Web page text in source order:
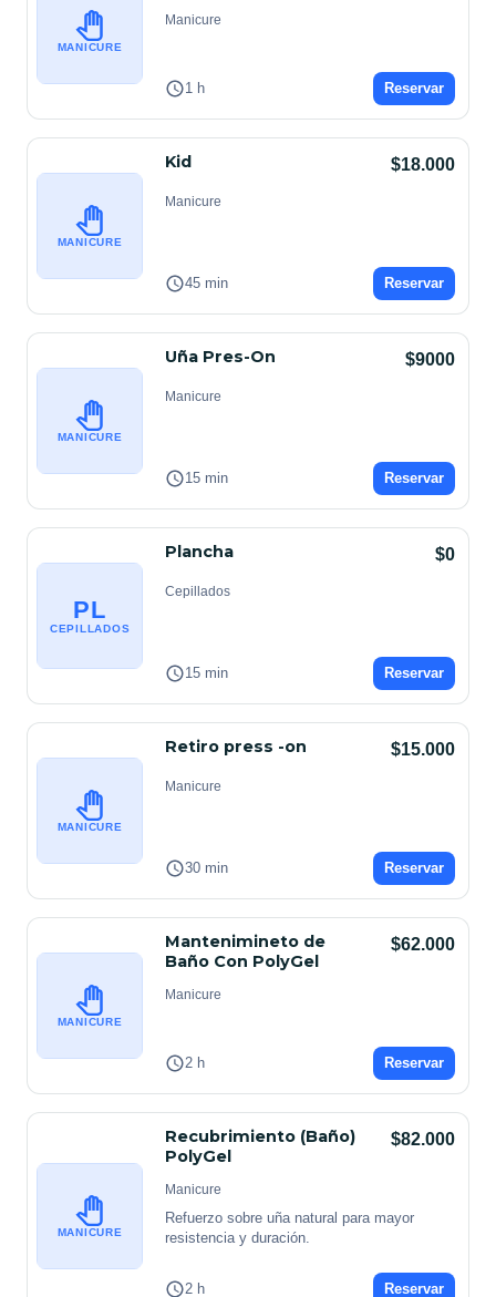
MANICURE
Manicure
1 h Reservar
MANICURE
Kid $18.000
Manicure
45 min Reservar
MANICURE
Uña Pres-On $9000
Manicure
15 min Reservar
PL
CEPILLADOS
Plancha $0
Cepillados
15 min Reservar
MANICURE
Retiro press -on $15.000
Manicure
30 min Reservar
MANICURE
Mantenimineto de
Baño Con PolyGel
$62.000
Manicure
2 h Reservar
MANICURE
Recubrimiento (Baño)
PolyGel
$82.000
Manicure
Refuerzo sobre uña natural para mayor
resistencia y duración.
2 h Reservar